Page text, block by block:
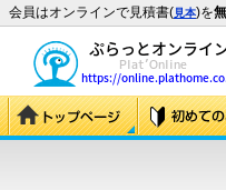
会員はオンラインで見積書(見本)を